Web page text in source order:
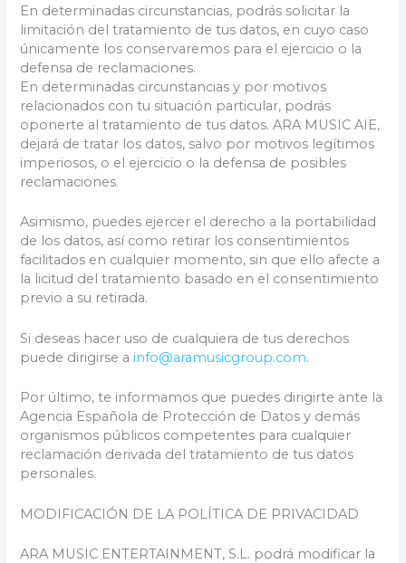
En determinadas circunstancias, podrás solicitar la
limitación del tratamiento de tus datos, en cuyo caso
únicamente los conservaremos para el ejercicio o la
defensa de reclamaciones.
En determinadas circunstancias y por motivos
relacionados con tu situación particular, podrás
oponerte al tratamiento de tus datos. ARA MUSIC AIE,
dejará de tratar los datos, salvo por motivos legítimos
imperiosos, o el ejercicio o la defensa de posibles
reclamaciones.
Asimismo, puedes ejercer el derecho a la portabilidad
de los datos, así como retirar los consentimientos
facilitados en cualquier momento, sin que ello afecte a
la licitud del tratamiento basado en el consentimiento
previo a su retirada.
Si deseas hacer uso de cualquiera de tus derechos
puede dirigirse a info@aramusicgroup.com.
Por último, te informamos que puedes dirigirte ante la
Agencia Española de Protección de Datos y demás
organismos públicos competentes para cualquier
reclamación derivada del tratamiento de tus datos
personales.
MODIFICACIÓN DE LA POLÍTICA DE PRIVACIDAD
ARA MUSIC ENTERTAINMENT, S.L. podrá modificar la